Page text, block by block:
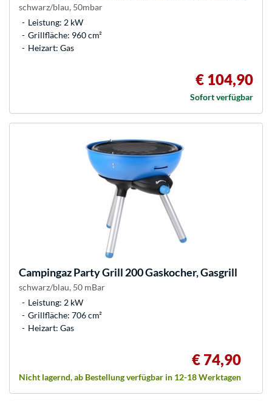
schwarz/blau, 50mbar
Leistung: 2 kW
Grillfläche: 960 cm²
Heizart: Gas
€ 104,90
Sofort verfügbar
CampingazParty Grill 200 Gaskocher, Gasgrill
schwarz/blau, 50 mBar
Leistung: 2 kW
Grillfläche: 706 cm²
Heizart: Gas
€ 74,90
Nicht lagernd, ab Bestellung verfügbar in 12-18 Werktagen